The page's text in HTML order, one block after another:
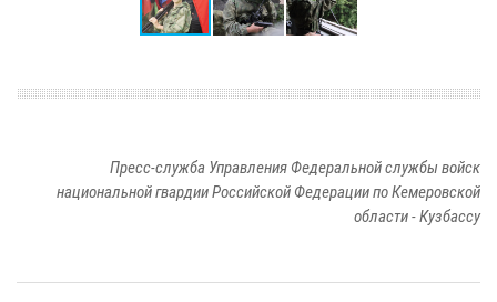
Пресс-служба Управления Федеральной службы войск
национальной гвардии Российской Федерации по Кемеровской
области - Кузбассу